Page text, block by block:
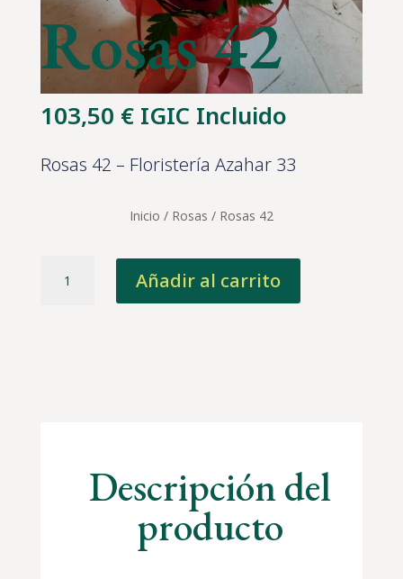
Rosas 42
103,50 € IGIC Incluido
Rosas 42 – Floristería Azahar 33
Inicio / Rosas / Rosas 42
Añadir al carrito
Descripción del
producto